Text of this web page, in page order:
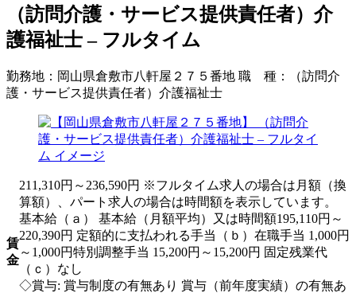
（訪問介護・サービス提供責任者）介
護福祉士 – フルタイム
勤務地： 岡山県倉敷市八軒屋２７５番地 職 種：
（訪問介
護・サービス提供責任者）介護福祉士
賃
金
211,310円～236,590円 ※フルタイム求人の場合は月額（換
算額）、パート求人の場合は時間額を表示しています。
基本給（ａ） 基本給（月額平均）又は時間額195,110円～
220,390円 定額的に支払われる手当（ｂ）在職手当 1,000円
～1,000円特別調整手当 15,200円～15,200円 固定残業代
（ｃ）なし
◇賞与: 賞与制度の有無あり 賞与（前年度実績）の有無あ